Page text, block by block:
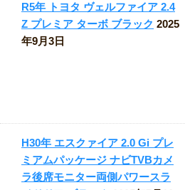
R5年 トヨタ ヴェルファイア 2.4
Z プレミア ターボ ブラック 2025
年9月3日
H30年 エスクァイア 2.0 Gi プレ
ミアムパッケージ ナビTVBカメ
ラ後席モニター両側パワースラ